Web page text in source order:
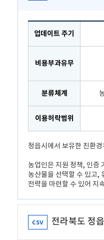
업데이트 주기
비용부과유무
분류체계
이용허락범위
정읍시에서 보유한 친환
농업인은 지원 정책, 인증
농산물을 선택할 수 있고,
전략을 마련할 수 있어 지
csv 전라북도 정